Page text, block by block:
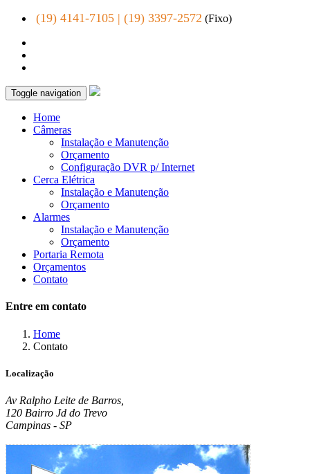
(19) 4141-7105 | (19) 3397-2572 (Fixo)
Toggle navigation
Home
Câmeras
Instalação e Manutenção
Orçamento
Configuração DVR p/ Internet
Cerca Elétrica
Instalação e Manutenção
Orçamento
Alarmes
Instalação e Manutenção
Orçamento
Portaria Remota
Orçamentos
Contato
Entre em contato
Home
Contato
Localização
Av Ralpho Leite de Barros,
120 Bairro Jd do Trevo
Campinas - SP